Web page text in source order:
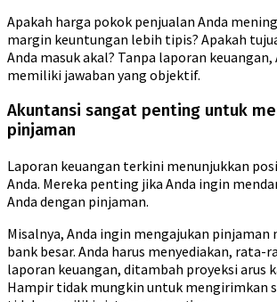
Apakah harga pokok penjualan Anda
margin keuntungan lebih tipis? Apakah
Anda masuk akal? Tanpa laporan keuangan,
memiliki jawaban yang objektif.
Akuntansi sangat penting untuk
pinjaman
Laporan keuangan terkini menunjukkan
Anda. Mereka penting jika Anda ingin
Anda dengan pinjaman.
Misalnya, Anda ingin mengajukan pinjaman
bank besar. Anda harus menyediakan, rata-
laporan keuangan, ditambah proyeksi arus
Hampir tidak mungkin untuk mengirimkan